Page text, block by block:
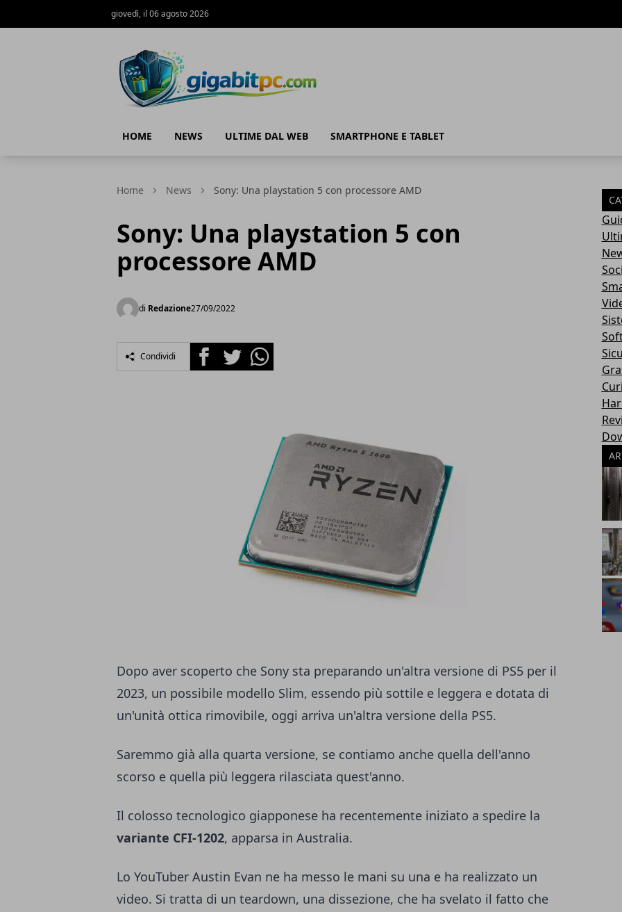
giovedì, il 06 agosto 2026
HOME NEWS ULTIME DAL WEB SMARTPHONE E TABLET
Home News Sony: Una playstation 5 con processore AMD
Sony: Una playstation 5 con
processore AMD
di Redazione27/09/2022
Condividi FacebookTwitterWhatsapp
Dopo aver scoperto che Sony sta preparando un'altra versione di PS5 per il
2023, un possibile modello Slim, essendo più sottile e leggera e dotata di
un'unità ottica rimovibile, oggi arriva un'altra versione della PS5.
Saremmo già alla quarta versione, se contiamo anche quella dell'anno
scorso e quella più leggera rilasciata quest'anno.
Il colosso tecnologico giapponese ha recentemente iniziato a spedire la
variante CFI-1202, apparsa in Australia.
Lo YouTuber Austin Evan ne ha messo le mani su una e ha realizzato un
video. Si tratta di un teardown, una dissezione, che ha svelato il fatto che